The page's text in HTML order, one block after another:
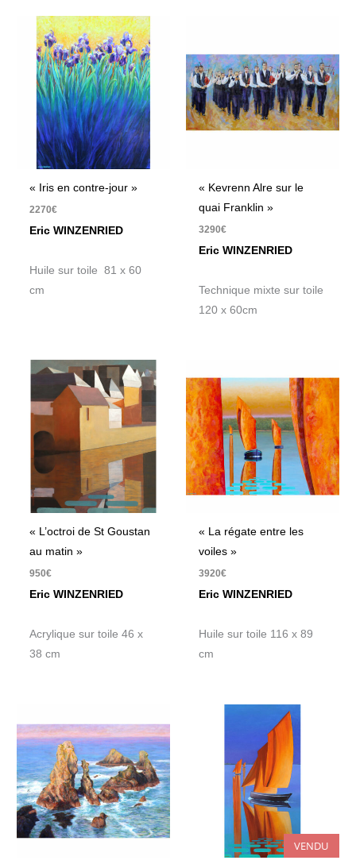
« Iris en contre-jour »
2270€
Eric WINZENRIED
Huile sur toile 81 x 60
cm
« Kevrenn Alre sur le
quai Franklin »
3290€
Eric WINZENRIED
Technique mixte sur toile
120 x 60cm
« L’octroi de St Goustan
au matin »
950€
Eric WINZENRIED
Acrylique sur toile 46 x
38 cm
« La régate entre les
voiles »
3920€
Eric WINZENRIED
Huile sur toile 116 x 89
cm
VENDU